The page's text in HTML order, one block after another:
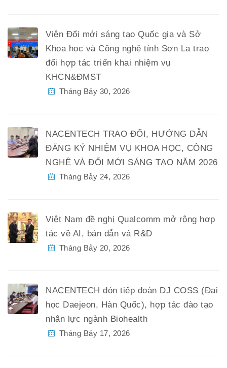
Viện Đổi mới sáng tạo Quốc gia và Sở
Khoa học và Công nghệ tỉnh Sơn La trao
đổi hợp tác triển khai nhiệm vụ
KHCN&ĐMST
Tháng Bảy 30, 2026
NACENTECH TRAO ĐỔI, HƯỚNG DẪN
ĐĂNG KÝ NHIỆM VỤ KHOA HỌC, CÔNG
NGHỆ VÀ ĐỔI MỚI SÁNG TẠO NĂM 2026
Tháng Bảy 24, 2026
Việt Nam đề nghị Qualcomm mở rộng hợp
tác về AI, bán dẫn và R&D
Tháng Bảy 20, 2026
NACENTECH đón tiếp đoàn DJ COSS (Đại
học Daejeon, Hàn Quốc), hợp tác đào tạo
nhân lực ngành Biohealth
Tháng Bảy 17, 2026